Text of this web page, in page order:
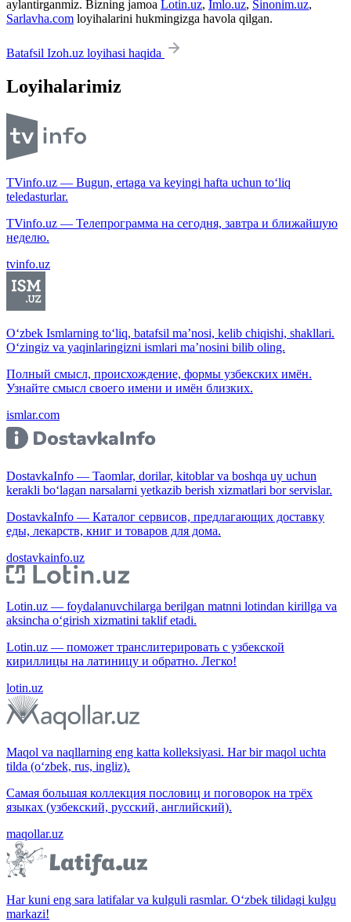
aylantirganmiz. Bizning jamoa Lotin.uz, Imlo.uz, Sinonim.uz,
Sarlavha.com loyihalarini hukmingizga havola qilgan.
Batafsil Izoh.uz loyihasi haqida
Loyihalarimiz
TVinfo.uz — Bugun, ertaga va keyingi hafta uchun to‘liq
teledasturlar.
TVinfo.uz — Телепрограмма на сегодня, завтра и ближайшую
неделю.
tvinfo.uz
O‘zbek Ismlarning to‘liq, batafsil ma’nosi, kelib chiqishi, shakllari.
O‘zingiz va yaqinlaringizni ismlari ma’nosini bilib oling.
Полный смысл, происхождение, формы узбекских имён.
Узнайте смысл своего имени и имён близких.
ismlar.com
DostavkaInfo — Taomlar, dorilar, kitoblar va boshqa uy uchun
kerakli bo‘lagan narsalarni yetkazib berish xizmatlari bor servislar.
DostavkaInfo — Каталог сервисов, предлагающих доставку
еды, лекарств, книг и товаров для дома.
dostavkainfo.uz
Lotin.uz — foydalanuvchilarga berilgan matnni lotindan kirillga va
aksincha o‘girish xizmatini taklif etadi.
Lotin.uz — поможет транслитерировать с узбекской
кириллицы на латиницу и обратно. Легко!
lotin.uz
Maqol va naqllarning eng katta kolleksiyasi. Har bir maqol uchta
tilda (o‘zbek, rus, ingliz).
Самая большая коллекция пословиц и поговорок на трёх
языках (узбекский, русский, английский).
maqollar.uz
Har kuni eng sara latifalar va kulguli rasmlar. O‘zbek tilidagi kulgu
markazi!